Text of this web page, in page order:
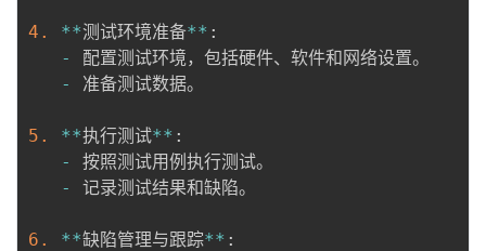
4. **测试环境准备** :
-
配置测试环境，包括硬件、软件和网络设置。
-
准备测试数据。
5. **执行测试** :
-
按照测试用例执行测试。
-
记录测试结果和缺陷。
6. **缺陷管理与跟踪** :